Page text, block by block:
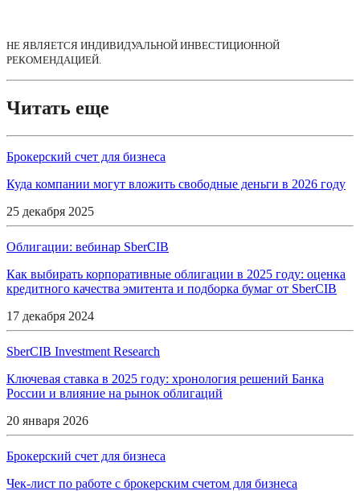
НЕ ЯВЛЯЕТСЯ ИНДИВИДУАЛЬНОЙ ИНВЕСТИЦИОННОЙ
РЕКОМЕНДАЦИЕЙ.
Читать еще
Брокерский счет для бизнеса
Куда компании могут вложить свободные деньги в 2026 году
25 декабря 2025
Облигации: вебинар SberCIB
Как выбирать корпоративные облигации в 2025 году: оценка
кредитного качества эмитента и подборка бумаг от SberCIB
17 декабря 2024
SberCIB Investment Research
Ключевая ставка в 2025 году: хронология решений Банка
России и влияние на рынок облигаций
20 января 2026
Брокерский счет для бизнеса
Чек-лист по работе с брокерским счетом для бизнеса